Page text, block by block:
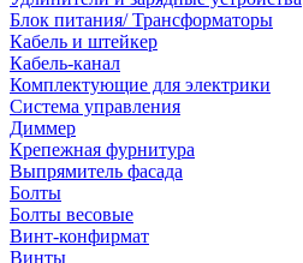
Блок питания/ Трансформаторы
Кабель и штейкер
Кабель-канал
Комплектующие для электрики
Система управления
Диммер
Крепежная фурнитура
Выпрямитель фасада
Болты
Болты весовые
Винт-конфирмат
Винты